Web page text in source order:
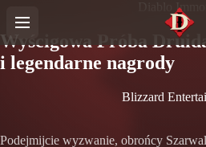
Diablo
Wyścigowa Próba
i legendarne nagrody
Blizzard
Podejmijcie wyzwanie, obrońcy